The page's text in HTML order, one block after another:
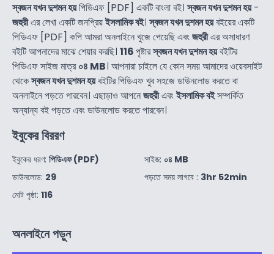
স্বজন যখন দুশমন হয়পিডিএফ [PDF] একটি বাংলা বই।স্বজন যখন দুশমন হয়-
জহুরীএর লেখা একটি জনপ্রিয়ইসলামিক বই।স্বজন যখন দুশমন হয়বইয়ের একটি
পিডিএফ [PDF] কপি আমরা অনলাইনে খুজে পেয়েছি এবংজহুরীএর অসাধারণ
বইটি আপনাদের মাঝে শেয়ার করছি। 116পৃষ্টারস্বজন যখন দুশমন হয়বইটির
পিডিএফ সাইজ মাত্র০৪ MB। আপনারা চাইলে যে কোন সময় আমাদের ওয়েবসাইট
থেকেস্বজন যখন দুশমন হয়বইটির পিডিএফ খুব সহজে ডাউনলোড করতে বা
অনলাইনে পড়তে পারবেন। এছাড়াও আপনেজহুরীএবংইসলামিক বইসম্পর্কিত
অন্যান্য বই পড়তে এবং ডাউনলোড করতে পারবেন।
ইবুকের বিররণ
ইবুকের ধরণ: পিডিএফ (PDF)
ডাউনলোড: 29
মোট পৃষ্ঠা: 116
সাইজ: ০৪ MB
পড়তে সময় লাগবে : 3hr 52min
অনলাইনে পড়ুন